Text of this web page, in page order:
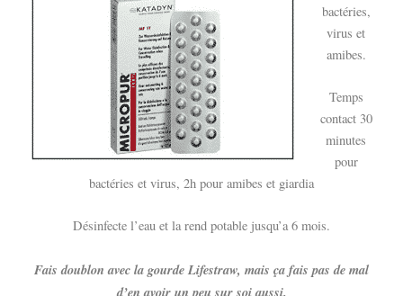
bactéries,
virus et
amibes.
Temps
contact 30
minutes
pour
bactéries et virus, 2h pour amibes et giardia
Désinfecte l’eau et la rend potable jusqu’a 6 mois.
Fais doublon avec la gourde Lifestraw, mais ça fais pas de mal
d’en avoir un peu sur soi aussi.